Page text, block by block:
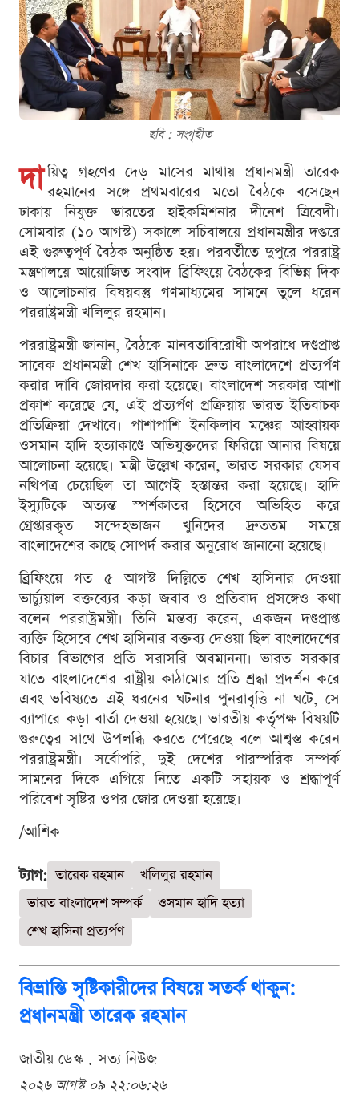
ছবি : সংগৃহীত
দা য়িত্ব গ্রহণের দেড় মাসের মাথায় প্রধানমন্ত্রী তারেক
রহমানের সঙ্গে প্রথমবারের মতো বৈঠকে বসেছেন
ঢাকায় নিযুক্ত ভারতের হাইকমিশনার দীনেশ ত্রিবেদী।
সোমবার (১০ আগস্ট) সকালে সচিবালয়ে প্রধানমন্ত্রীর দপ্তরে
এই গুরুত্বপূর্ণ বৈঠক অনুষ্ঠিত হয়। পরবর্তীতে দুপুরে পররাষ্ট্র
মন্ত্রণালয়ে আয়োজিত সংবাদ ব্রিফিংয়ে বৈঠকের বিভিন্ন দিক
ও আলোচনার বিষয়বস্তু গণমাধ্যমের সামনে তুলে ধরেন
পররাষ্ট্রমন্ত্রী খলিলুর রহমান।
পররাষ্ট্রমন্ত্রী জানান, বৈঠকে মানবতাবিরোধী অপরাধে দণ্ডপ্রাপ্ত
সাবেক প্রধানমন্ত্রী শেখ হাসিনাকে দ্রুত বাংলাদেশে প্রত্যর্পণ
করার দাবি জোরদার করা হয়েছে। বাংলাদেশ সরকার আশা
প্রকাশ করেছে যে, এই প্রত্যর্পণ প্রক্রিয়ায় ভারত ইতিবাচক
প্রতিক্রিয়া দেখাবে। পাশাপাশি ইনকিলাব মঞ্চের আহ্বায়ক
ওসমান হাদি হত্যাকাণ্ডে অভিযুক্তদের ফিরিয়ে আনার বিষয়ে
আলোচনা হয়েছে। মন্ত্রী উল্লেখ করেন, ভারত সরকার যেসব
নথিপত্র চেয়েছিল তা আগেই হস্তান্তর করা হয়েছে। হাদি
ইস্যুটিকে অত্যন্ত স্পর্শকাতর হিসেবে অভিহিত করে
গ্রেপ্তারকৃত সন্দেহভাজন খুনিদের দ্রুততম সময়ে
বাংলাদেশের কাছে সোপর্দ করার অনুরোধ জানানো হয়েছে।
ব্রিফিংয়ে গত ৫ আগস্ট দিল্লিতে শেখ হাসিনার দেওয়া
ভার্চ্যুয়াল বক্তব্যের কড়া জবাব ও প্রতিবাদ প্রসঙ্গেও কথা
বলেন পররাষ্ট্রমন্ত্রী। তিনি মন্তব্য করেন, একজন দণ্ডপ্রাপ্ত
ব্যক্তি হিসেবে শেখ হাসিনার বক্তব্য দেওয়া ছিল বাংলাদেশের
বিচার বিভাগের প্রতি সরাসরি অবমাননা। ভারত সরকার
যাতে বাংলাদেশের রাষ্ট্রীয় কাঠামোর প্রতি শ্রদ্ধা প্রদর্শন করে
এবং ভবিষ্যতে এই ধরনের ঘটনার পুনরাবৃত্তি না ঘটে, সে
ব্যাপারে কড়া বার্তা দেওয়া হয়েছে। ভারতীয় কর্তৃপক্ষ বিষয়টি
গুরুত্বের সাথে উপলব্ধি করতে পেরেছে বলে আশ্বস্ত করেন
পররাষ্ট্রমন্ত্রী। সর্বোপরি, দুই দেশের পারস্পরিক সম্পর্ক
সামনের দিকে এগিয়ে নিতে একটি সহায়ক ও শ্রদ্ধাপূর্ণ
পরিবেশ সৃষ্টির ওপর জোর দেওয়া হয়েছে।
/আশিক
ট্যাগ: তারেক রহমান
খলিলুর রহমান
ভারত বাংলাদেশ সম্পর্ক
ওসমান হাদি হত্যা
শেখ হাসিনা প্রত্যর্পণ
বিভ্রান্তি সৃষ্টিকারীদের বিষয়ে সতর্ক থাকুন:
প্রধানমন্ত্রী তারেক রহমান
জাতীয় ডেস্ক . সত্য নিউজ
২০২৬ আগস্ট ০৯ ২২:০৬:২৬